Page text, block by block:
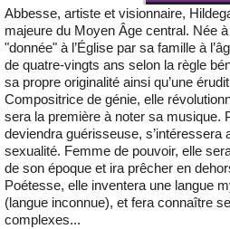
Abbesse, artiste et visionnaire,
majeure du Moyen Âge central. Née
"donnée" à l’Église par sa famille à
de quatre-vingts ans selon la règle
sa propre originalité ainsi qu’une
Compositrice de génie, elle
sera la première à noter sa musique.
deviendra guérisseuse, s’intéressera
sexualité. Femme de pouvoir, elle
de son époque et ira prêcher en
Poétesse, elle inventera une langue
(langue inconnue), et fera connaître
complexes...